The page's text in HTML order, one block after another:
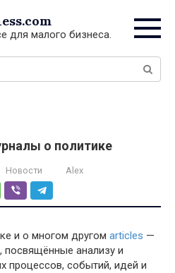
для малого бизнеса.
о политике
Новости Alex
и о многом другом articles —
посвящённые анализу и
процессов, событий, идей и